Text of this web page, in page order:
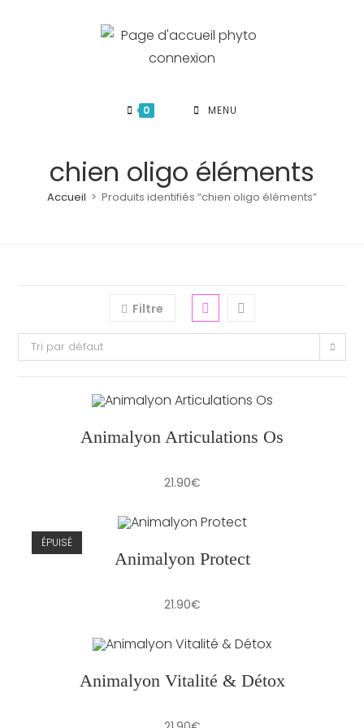
0 MENU
chien oligo éléments
Accueil > Produits identifiés “chien oligo éléments”
Filtre
Tri par défaut
Animalyon Articulations Os
21.90€
ÉPUISÉ
Animalyon Protect
21.90€
Animalyon Vitalité & Détox